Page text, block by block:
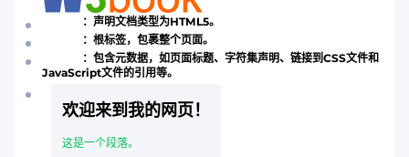
：声明文档类型为HTML5。
：根标签，包裹整个页面。
：包含元数据，如页面标题、字符集声明、链接到CSS文件和
JavaScript文件的引用等。
欢迎来到我的网页！
这是一个段落。